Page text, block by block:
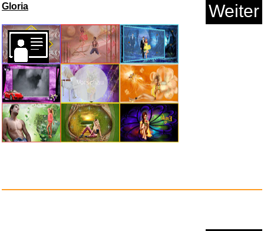
TECKNET Mauspad, 280 x 210
mm ...
Gloria Weiter
Vorschau